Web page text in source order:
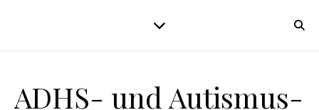
ADHS- und Autismus-